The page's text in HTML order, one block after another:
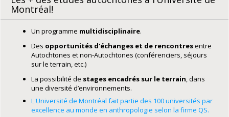
Montréal!
Un programme multidisciplinaire.
Des opportunités d'échanges et de rencontresentre
Autochtones et non-Autochtones (conférenciers, séjours
sur le terrain, etc.)
La possibilité de stages encadrés sur le terrain, dans
une diversité d’environnements.
L'Université de Montréal fait partie des 100 universités par
excellence au monde en anthropologie selon la firme QS.